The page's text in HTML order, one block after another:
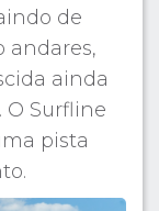
de
andares,
ainda
Surfline
pista